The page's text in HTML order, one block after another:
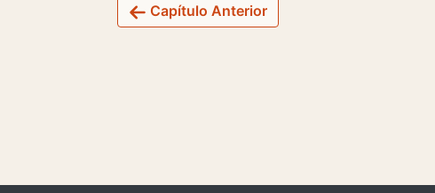
Capítulo Anterior